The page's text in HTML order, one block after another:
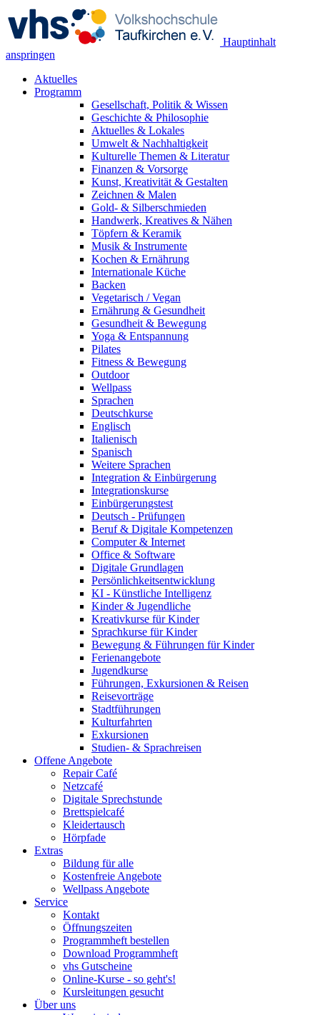
Hauptinhalt
anspringen
Aktuelles
Programm
Gesellschaft, Politik & Wissen
Geschichte & Philosophie
Aktuelles & Lokales
Umwelt & Nachhaltigkeit
Kulturelle Themen & Literatur
Finanzen & Vorsorge
Kunst, Kreativität & Gestalten
Zeichnen & Malen
Gold- & Silberschmieden
Handwerk, Kreatives & Nähen
Töpfern & Keramik
Musik & Instrumente
Kochen & Ernährung
Internationale Küche
Backen
Vegetarisch / Vegan
Ernährung & Gesundheit
Gesundheit & Bewegung
Yoga & Entspannung
Pilates
Fitness & Bewegung
Outdoor
Wellpass
Sprachen
Deutschkurse
Englisch
Italienisch
Spanisch
Weitere Sprachen
Integration & Einbürgerung
Integrationskurse
Einbürgerungstest
Deutsch - Prüfungen
Beruf & Digitale Kompetenzen
Computer & Internet
Office & Software
Digitale Grundlagen
Persönlichkeitsentwicklung
KI - Künstliche Intelligenz
Kinder & Jugendliche
Kreativkurse für Kinder
Sprachkurse für Kinder
Bewegung & Führungen für Kinder
Ferienangebote
Jugendkurse
Führungen, Exkursionen & Reisen
Reisevorträge
Stadtführungen
Kulturfahrten
Exkursionen
Studien- & Sprachreisen
Offene Angebote
Repair Café
Netzcafé
Digitale Sprechstunde
Brettspielcafé
Kleidertausch
Hörpfade
Extras
Bildung für alle
Kostenfreie Angebote
Wellpass Angebote
Service
Kontakt
Öffnungszeiten
Programmheft bestellen
Download Programmheft
vhs Gutscheine
Online-Kurse - so geht's!
Kursleitungen gesucht
Über uns